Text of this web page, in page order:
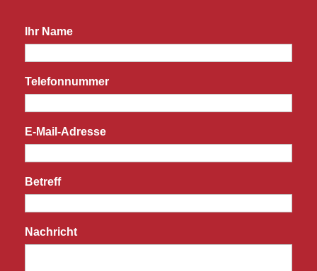
Ihr Name
Telefonnummer
E-Mail-Adresse
Betreff
Nachricht